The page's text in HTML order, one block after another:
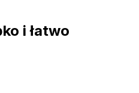
i łatwo